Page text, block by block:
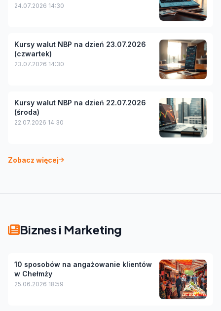
24.07.2026 14:30
Kursy walut NBP na dzień 23.07.2026
(czwartek)
23.07.2026 14:30
Kursy walut NBP na dzień 22.07.2026
(środa)
22.07.2026 14:30
Zobacz więcej
Biznes i Marketing
10 sposobów na angażowanie klientów
w Chełmży
25.06.2026 18:59